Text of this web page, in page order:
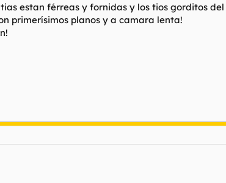
estan férreas y fornidas y los tios gorditos
primerísimos planos y a camara lenta!